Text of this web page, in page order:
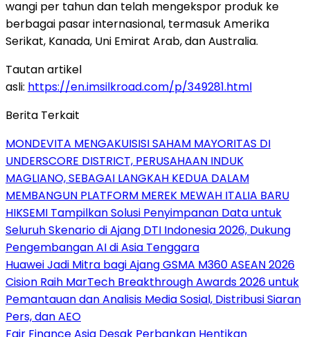
wangi per tahun dan telah mengekspor produk ke
berbagai pasar internasional, termasuk Amerika
Serikat, Kanada, Uni Emirat Arab, dan Australia.
Tautan artikel
asli: https://en.imsilkroad.com/p/349281.html
Berita Terkait
MONDEVITA MENGAKUISISI SAHAM MAYORITAS DI
UNDERSCORE DISTRICT, PERUSAHAAN INDUK
MAGLIANO, SEBAGAI LANGKAH KEDUA DALAM
MEMBANGUN PLATFORM MEREK MEWAH ITALIA BARU
HIKSEMI Tampilkan Solusi Penyimpanan Data untuk
Seluruh Skenario di Ajang DTI Indonesia 2026, Dukung
Pengembangan AI di Asia Tenggara
Huawei Jadi Mitra bagi Ajang GSMA M360 ASEAN 2026
Cision Raih MarTech Breakthrough Awards 2026 untuk
Pemantauan dan Analisis Media Sosial, Distribusi Siaran
Pers, dan AEO